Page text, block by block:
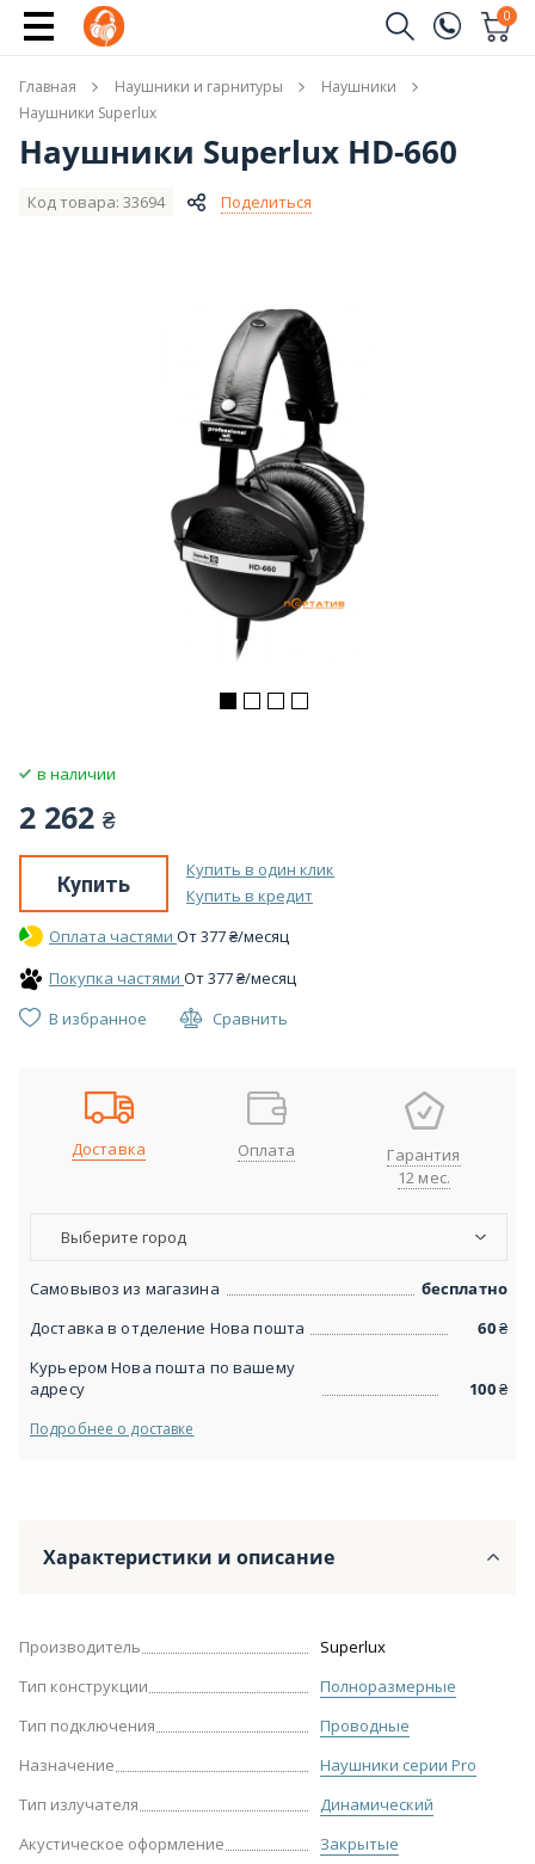
(096)
(044)
0
Имя
Отправить
Главная Наушники и гарнитуры
Наушники
Наушники Superlux
Наушники Superlux HD-660
Код товара: 33694 Поделиться
в наличии
2 262 ₴
Купить
Купить в один клик
Купить в кредит
Оплата частями От377₴/месяц
Покупка частями От377₴/месяц
В избранное
Сравнить
Доставка Оплата
Гарантия
12 мес.
Выберите город
Самовывоз из магазина
бесплатно
Доставка в отделение Нова пошта
60₴
Курьером Нова пошта по вашему
адресу
100₴
Подробнее о доставке
Характеристики и описание
Производитель
Superlux
Тип конструкции
Полноразмерные
Тип подключения
Проводные
Назначение
Наушники серии Pro
Тип излучателя
Динамический
Акустическое оформление
Закрытые
Купить